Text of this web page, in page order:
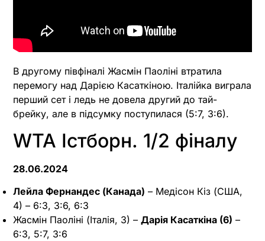
В другому півфіналі Жасмін Паоліні втратила
перемогу над Дарією Касаткіною. Італійка виграла
перший сет і ледь не довела другий до тай-
брейку, але в підсумку поступилася (5:7, 3:6).
WTA Істборн. 1/2 фіналу
28.06.2024
Лейла Фернандес (Канада) – Медісон Кіз (США,
4) – 6:3, 3:6, 6:3
Жасмін Паоліні (Італія, 3) – Дарія Касаткіна (6) –
6:3, 5:7, 3:6